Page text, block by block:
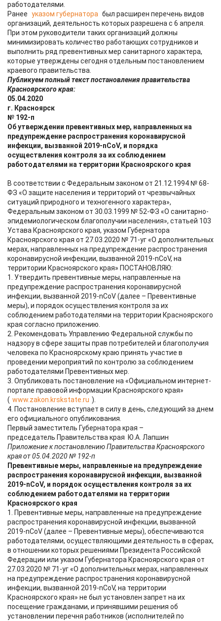
работодателями.
Ранее указом губернатора был расширен перечень видов
организаций, деятельность которых разрешена с 6 апреля.
При этом руководители таких организаций должны
минимизировать количество работающих сотрудников и
выполнить ряд превентивных мер санитарного характера,
которые утверждены сегодня отдельным постановлением
краевого правительства.
Публикуем полный текст постановления правительства
Красноярского края:
05.04.2020
г. Красноярск
№ 192-п
Об утверждении превентивных мер, направленных на
предупреждение распространения коронавирусной
инфекции, вызванной 2019-nCoV, и порядка
осуществления контроля за их соблюдением
работодателями на территории Красноярского края
В соответствии с Федеральным законом от 21.12.1994 № 68-
ФЗ «О защите населения и территорий от чрезвычайных
ситуаций природного и техногенного характера»,
Федеральным законом от 30.03.1999 № 52-ФЗ «О санитарно-
эпидемиологическом благополучии населения», статьей 103
Устава Красноярского края, указом Губернатора
Красноярского края от 27.03.2020 № 71-уг «О дополнительных
мерах, направленных на предупреждение распространения
коронавирусной инфекции, вызванной 2019-nCoV, на
территории Красноярского края» ПОСТАНОВЛЯЮ:
1. Утвердить превентивные меры, направленные на
предупреждение распространения коронавирусной
инфекции, вызванной 2019-nCoV (далее – Превентивные
меры), и порядок осуществления контроля за их
соблюдением работодателями на территории Красноярского
края согласно приложению.
2. Рекомендовать Управлению Федеральной службы по
надзору в сфере защиты прав потребителей и благополучия
человека по Красноярскому краю принять участие в
проведении мероприятий по контролю за соблюдением
работодателями Превентивных мер.
3. Опубликовать постановление на «Официальном интернет-
портале правовой информации Красноярского края»
( www.zakon.krskstate.ru ).
4. Постановление вступает в силу в день, следующий за днем
его официального опубликования.
Первый заместитель Губернатора края –
председатель Правительства края Ю.А. Лапшин
Приложение к постановлению Правительства Красноярского
края от 05.04.2020 № 192-п
Превентивные меры, направленные на предупреждение
распространения коронавирусной инфекции, вызванной
2019-nCoV, и порядок осуществления контроля за их
соблюдением работодателями на территории
Красноярского края
1. Превентивные меры, направленные на предупреждение
распространения коронавирусной инфекции, вызванной
2019-nCoV (далее – Превентивные меры), обеспечиваются
работодателями, осуществляющими деятельность в сферах,
в отношении которых решениями Президента Российской
Федерации или указом Губернатора Красноярского края от
27.03.2020 № 71-уг «О дополнительных мерах, направленных
на предупреждение распространения коронавирусной
инфекции, вызванной 2019-nCoV, на территории
Красноярского края» не был установлен запрет на их
посещение гражданами, и принявшими решения об
установлении перечня работников (исполнителей по